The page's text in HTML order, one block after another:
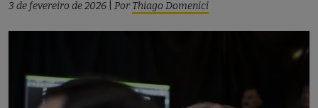
3 de fevereiro de 2026 Por Thiago Domenici